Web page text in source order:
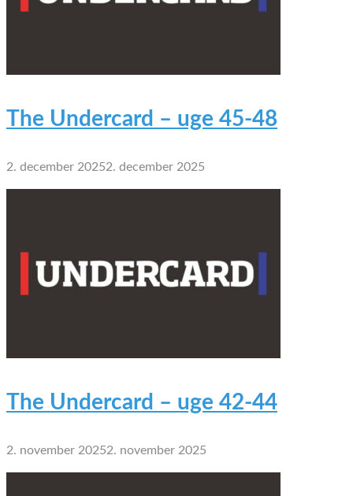
The Undercard – uge 45-48
2. december 20252. december 2025
The Undercard – uge 42-44
2. november 20252. november 2025